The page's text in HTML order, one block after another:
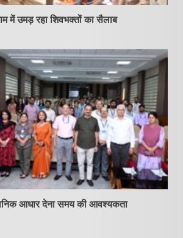
में उमड़ रहा शिवभक्तों का सैलाब
आधार देना समय की आवश्यकता